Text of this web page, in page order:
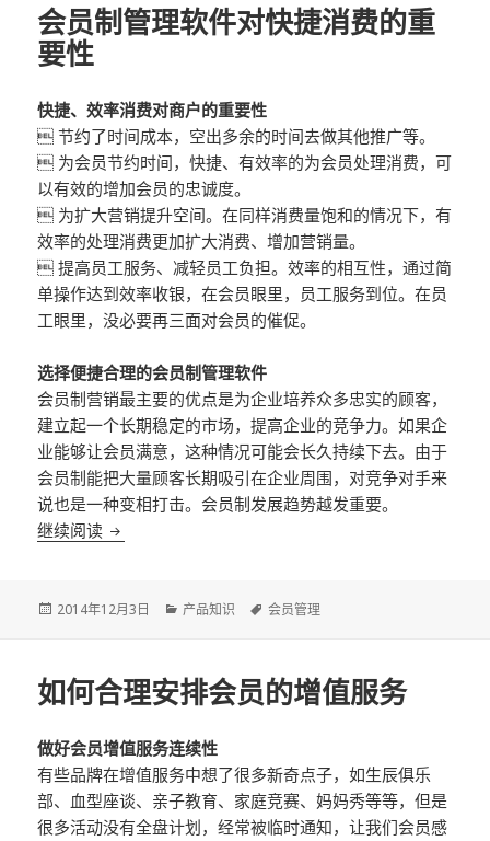
会员制管理软件对快捷消费的重
要性
快捷、效率消费对商户的重要性
 节约了时间成本，空出多余的时间去做其他推广等。
 为会员节约时间，快捷、有效率的为会员处理消费，可
以有效的增加会员的忠诚度。
 为扩大营销提升空间。在同样消费量饱和的情况下，有
效率的处理消费更加扩大消费、增加营销量。
 提高员工服务、减轻员工负担。效率的相互性，通过简
单操作达到效率收银，在会员眼里，员工服务到位。在员
工眼里，没必要再三面对会员的催促。
选择便捷合理的会员制管理软件
会员制营销最主要的优点是为企业培养众多忠实的顾客，
建立起一个长期稳定的市场，提高企业的竞争力。如果企
业能够让会员满意，这种情况可能会长久持续下去。由于
会员制能把大量顾客长期吸引在企业周围，对竞争对手来
说也是一种变相打击。会员制发展趋势越发重要。
继续阅读 会员制管理软件对快捷消费的重要性
Posted
2014年12月3日 Categories
产品知识 Tags
会员管理
如何合理安排会员的增值服务
做好会员增值服务连续性
有些品牌在增值服务中想了很多新奇点子，如生辰俱乐
部、血型座谈、亲子教育、家庭竞赛、妈妈秀等等，但是
很多活动没有全盘计划，经常被临时通知，让我们会员感